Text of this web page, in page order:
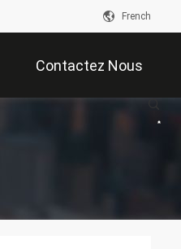
French
Contactez Nous